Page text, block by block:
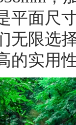
平面尺
无限选
的实用